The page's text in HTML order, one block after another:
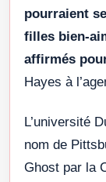
pourraient
filles bien-
affirmés
Hayes à
L’université
nom de
Ghost par la